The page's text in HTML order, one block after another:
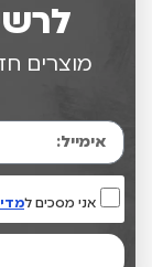
מוצרים
אני מסכים ל